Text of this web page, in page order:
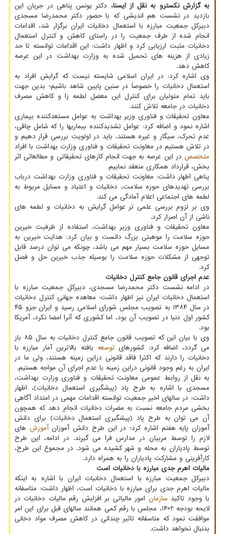
به گزارش نکسترو به نقل از ایسنا، دکتر یونس پناهی در جریان این
بازدید در نشست هم اندیشی که با حضور دکتر محمدرضا مسجدی
دبیرکل جمعیت مبارزه با استعمال دخانیات ایران برگزار شد، اقدامات
انجام شده از طرف جمعیت را در راستای کاهش و کنترل استعمال
دخانیات مثبت ارزیابی کرد و اظهار داشت: این اقدامات توانسته تا حد
زیادی از هزینه های تحمیل شده به وزارت بهداشت در این عرصه
کاهش دهد.
وی اشاره کرد: در ایران اسلامی شایسته نیست که گرایش افراد به
استعمال دخانیات را خصوصاً در سنین پایین شاهد باشیم؛ بدین جهت
باید تمام متولیان برای کنترل این معضل لطمه زا و کاهش مصرف
دخانیات در جامعه تلاش کنند.
معاون تحقیقات و فناوری وزیر بهداشت به عوامل مستعدکننده بیماری
اشاره نمود و اضافه کرد: عوامل تشدیدکننده بیماریها را که شامل چاقی،
عدم تحرک، سیگار و غیره هستند، باید در اولویت بررسی قرار دهیم و
در تلاش هستیم در معاونت تحقیقات و فناوری وزارت بهداشت با افراد
متخصص در این عرصه به جهت انجام کارهای تحقیقاتی و مطالعاتی اثر
بخش، قرارداد همکاری منعقد نماییم.
پناهی اظهار داشت: معاونت تحقیقات و فناوری وزارت بهداشت درباب
بررسی تهدیدهای حوزه سلامت، دخانیات و اعتیاد و مسایل مربوط به
لطمه های اجتماعی اعلام آمادگی می کند.
وی بر لزوم بررسی علمی تر عوامل گرایش به دخانیات و لطمه های
ناشی از آن اصرار کرد.
معاون تحقیقات و فناوری وزیر بهداشت، استفاده از ظرفیت خیرین
حوزه سلامت را موهبتی بزرگ دانست و بیان کرد: هدایت خیرین به
مسایل حوزه سلامت بسیار مهم می باشد، چونکه می توان درصد قابل
توجهی از مشکلات حوزه سلامت را بوسیله جذب خیرین حل و فصل
کرد.
عدم اجرای قانون جامع کنترل دخانیات
در ادامه نشست دکتر محمدرضا مسجدی، دبیرکل جمعیت مبارزه با
استعمال دخانیات ایران نیز اظهار داشت: معاهده جهانی کنترل دخانیات
در سال ۱۳۸۴ به تصویب مجلس شورای اسلامی رسید و ایران جزو ۴۵
کشور اول دنیا در تصویب آن بود، اما کشوری که آنرا امضا نکرد، آمریکا
بود.
وی با بیان این که تصویب قانون جامع کنترل دخانیات به سال ۸۵ باز
می گردد، اضافه کرد: کشورهای توسعه یافته بالاترین آمار مبارزه با
دخانیات را دارند که اکثرا فاقد قانونی دراین زمینه هستند، ولی ما در
ایران به رغم وجود قانونی دراین زمینه با عدم اجرای آن مواجه هستیم.
به نقل از روابط عمومی معاونت تحقیقات و فناوری وزارت بهداشت،
مسجدی با اشاره به طرح پاد (پیشگیری استعمال دخانیات)، اظهار
داشت: در سالهای اخیر جمعیت توانسته اقدامات مهمی در امتداد آگاهی
بخشی مردم جامعه نسبت به مضرات دخانیات انجام دهد که همچون
آن می توان به طرح پاد (پیشگیری استعمال دخانیات) برای دانش
آموزان پایه هفتم اشاره کرد؛ در این طرح دانش آموزانآموزش های
لازم را توسط مربیان در مدارس فرا می گیرند. در ادامه، این طرح
توسط پادیاران به محله و شهر کشیده می شود. در مجموع این طرح،
کارآفرینی و مشارکت پادیاران را به همراه دارد.
مالیات اهرم جدی مبارزه با دخانیات است
دبیرکل جمعیت مبارزه با استعمال دخانیات ایران با اشاره به اینکه
مالیات اهرم جدی برای مبارزه با دخانیات است، اظهار داشت: متاسفانه
با وجود تاکید سازمان امور مالیاتی بر افزایش رقم مالیات دخانیات در
لایحه بودجه ۱۴۰۲، مجلس با رقم کمی همانند سالهای قبل برای این امر
موافقت نمود که متاسفانه تاثیر چندانی در کاهش مصرف مواد دخانی
بدنبال نخواهد داشت.